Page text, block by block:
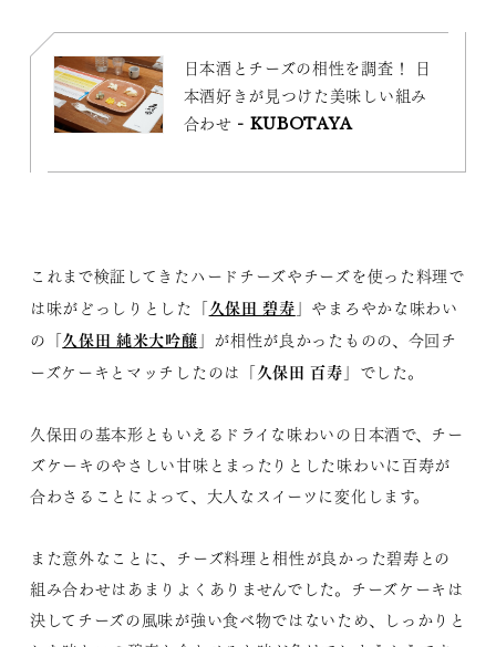
日本酒とチーズの相性を調査！ 日
本酒好きが見つけた美味しい組み
合わせ - KUBOTAYA
これまで検証してきたハードチーズやチーズを使った料理で
は味がどっしりとした「久保田 碧寿 」やまろやかな味わい
の「久保田 純米大吟醸 」が相性が良かったものの、今回チ
ーズケーキとマッチしたのは「久保田 百寿 」でした。
久保田の基本形ともいえるドライな味わいの日本酒で、チー
ズケーキのやさしい甘味とまったりとした味わいに百寿が
合わさることによって、大人なスイーツに変化します。
また意外なことに、チーズ料理と相性が良かった碧寿との
組み合わせはあまりよくありませんでした。チーズケーキは
決してチーズの風味が強い食べ物ではないため、しっかりと